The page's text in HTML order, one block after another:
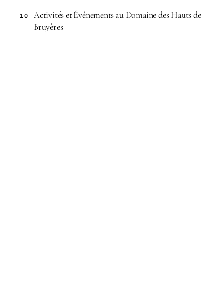
10
Activités et Événements au Domaine des Hauts de
Bruyères